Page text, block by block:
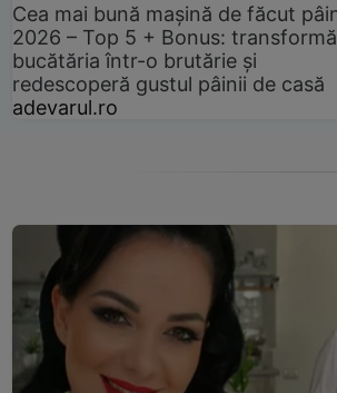
Cea mai bună mașină de făcut
2026 – Top 5 + Bonus:
bucătăria într-o brutărie și
redescoperă gustul pâinii de casă
adevarul.ro